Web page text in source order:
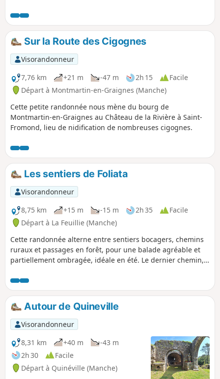
Sur la Route des Cigognes
Visorandonneur
7,76 km
+21 m -47 m 2h 15
Facile
Départ à Montmartin-en-Graignes (Manche)
Cette petite randonnée nous mène du bourg de
Montmartin-en-Graignes au Château de la Rivière à Saint-
Fromond, lieu de nidification de nombreuses cigognes.
Les sentiers de Foliata
Visorandonneur
8,75 km
+15 m -15 m 2h 35
Facile
Départ à La Feuillie (Manche)
Cette randonnée alterne entre sentiers bocagers, chemins
ruraux et passages en forêt, pour une balade agréable et
partiellement ombragée, idéale en été. Le dernier chemin,
tout en offrant une jolie vue sur les landes humides et
l’église de La Feuillie.
Autour de Quineville
Visorandonneur
8,31 km
+40 m
-43 m
2h 30
Facile
Départ à Quinéville (Manche)